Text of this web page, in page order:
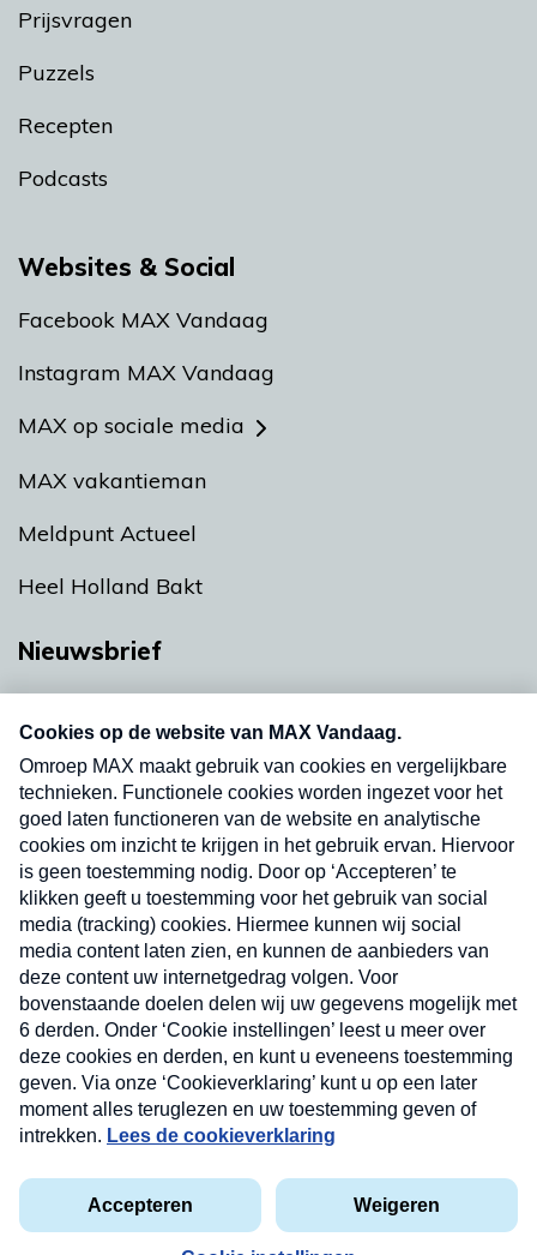
Prijsvragen
Puzzels
Recepten
Podcasts
Websites & Social
Facebook MAX Vandaag
Instagram MAX Vandaag
MAX op sociale media
MAX vakantieman
Meldpunt Actueel
Heel Holland Bakt
Nieuwsbrief
nieuwsbrief. Elke vrijdag- en dinsdagochtend in
uw mailbox.
Verzend
Privacyverklaring
Cookieverklaring
Kwetsbaarheid melden
Copyright © 2026 MAX Vandaag - Omroep MAX
Nieuwsbrief
Neem hier een gratis abonnement op onze
nieuwsbrief. Elke vrijdag- en dinsdagochtend in uw